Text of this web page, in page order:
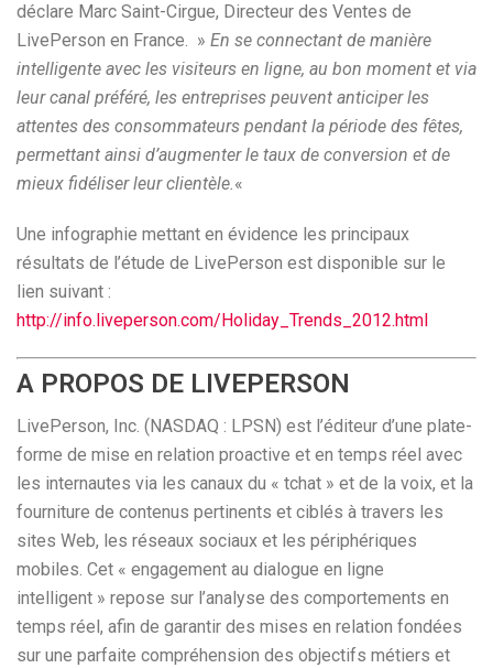
déclare Marc Saint-Cirgue, Directeur des Ventes de
LivePerson en France. » En se connectant de manière
intelligente avec les visiteurs en ligne, au bon moment et via
leur canal préféré, les entreprises peuvent anticiper les
attentes des consommateurs pendant la période des fêtes,
permettant ainsi d’augmenter le taux de conversion et de
mieux fidéliser leur clientèle.«
Une infographie mettant en évidence les principaux
résultats de l’étude de LivePerson est disponible sur le
lien suivant :
http://info.liveperson.com/Holiday_Trends_2012.html
A PROPOS DE LIVEPERSON
LivePerson, Inc. (NASDAQ : LPSN) est l’éditeur d’une plate-
forme de mise en relation proactive et en temps réel avec
les internautes via les canaux du « tchat » et de la voix, et la
fourniture de contenus pertinents et ciblés à travers les
sites Web, les réseaux sociaux et les périphériques
mobiles. Cet « engagement au dialogue en ligne
intelligent » repose sur l’analyse des comportements en
temps réel, afin de garantir des mises en relation fondées
sur une parfaite compréhension des objectifs métiers et